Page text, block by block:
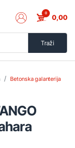
Traži
0 0,00
Betonska galanterija